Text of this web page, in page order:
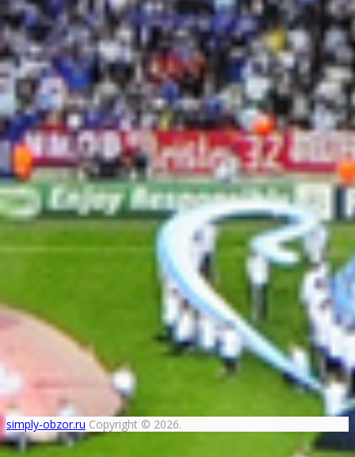
simply-obzor.ru Copyright © 2026.